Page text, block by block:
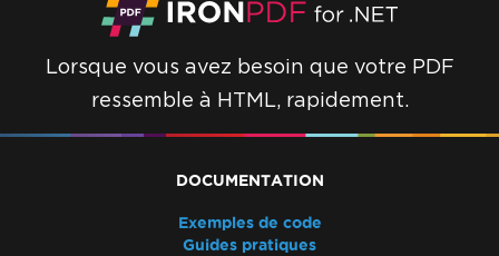
Assistance à la performance IronPDF
Fichiers de log AWS
Retard de rendu et Timeout
Fuite de mémoire dans IronPDF
Convertir PDF en Base64
Lorsque vous avez besoin que votre PDF
ressemble à HTML, rapidement.
DOCUMENTATION
Exemples de code
Guides pratiques